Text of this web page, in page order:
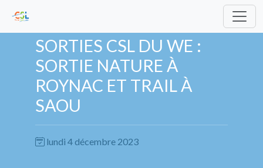
SORTIES CSL DU WE :
SORTIE NATURE À
ROYNAC ET TRAIL À
SAOU
lundi 4 décembre 2023